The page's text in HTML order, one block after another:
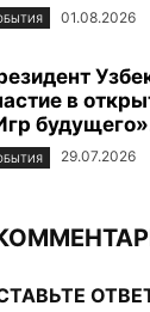
01.08.2026
в
29.07.2026